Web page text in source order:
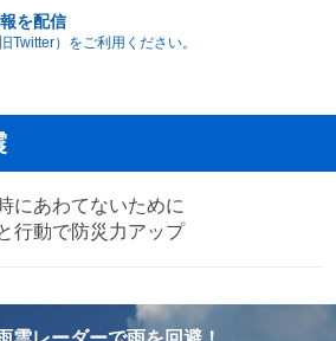
を配信
Twitter）をご利用ください。
にあわてないために
行動で防災力アップ